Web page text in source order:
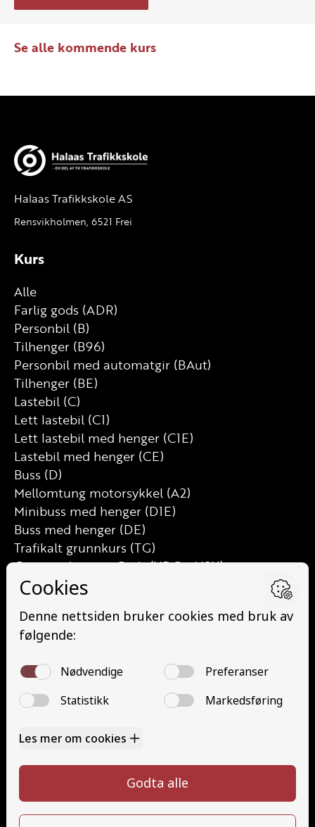
Se alle kommende kurs
Halaas Trafikkskole AS
Rensvikholmen, 6521 Frei
Kurs
Alle
Farlig gods (ADR)
Personbil (B)
Tilhenger (B96)
Personbil med automatgir (BAut)
Tilhenger (BE)
Lastebil (C)
Lett lastebil (C1)
Lett lastebil med henger (C1E)
Lastebil med henger (CE)
Buss (D)
Mellomtung motorsykkel (A2)
Minibuss med henger (D1E)
Buss med henger (DE)
Trafikalt grunnkurs (TG)
Grunnutdanning Gods (YDG – YSK)
Grunnutdanning Person (YDP – YSK)
YSK Gods etterutdanning (EYDG)
Nettbasert teorikurs (Teorikurs)
Løfteredskap G11 (Løfteredskap G11)
Lastebilkran (G8) (Lastebilkran (G8))
Motorsykkel (A)
Kontakt
Priser
Elevside
info@halaasts.no